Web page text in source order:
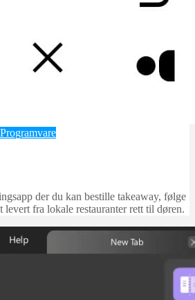
Programvare
der du kan bestille takeaway, følge
fra lokale restauranter rett til døren.